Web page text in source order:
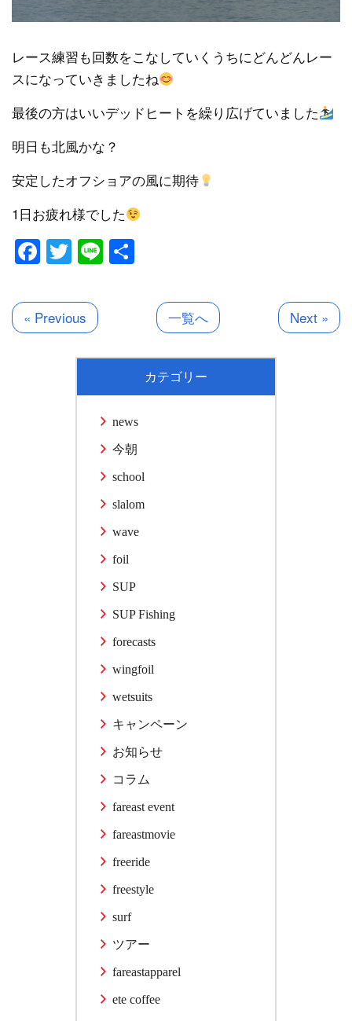
レース練習も回数をこなしていくうちにどんどんレー
スになっていきましたね
最後の方はいいデッドヒートを繰り広げていました
明日も北風かな？
安定したオフショアの風に期待
1日お疲れ様でした
Facebook
Twitter
Line
« Previous 一覧へ Next »
カテゴリー
news
今朝
school
slalom
wave
foil
SUP
SUP Fishing
forecasts
wingfoil
wetsuits
キャンペーン
お知らせ
コラム
fareast event
fareastmovie
freeride
freestyle
surf
ツアー
fareastapparel
ete coffee